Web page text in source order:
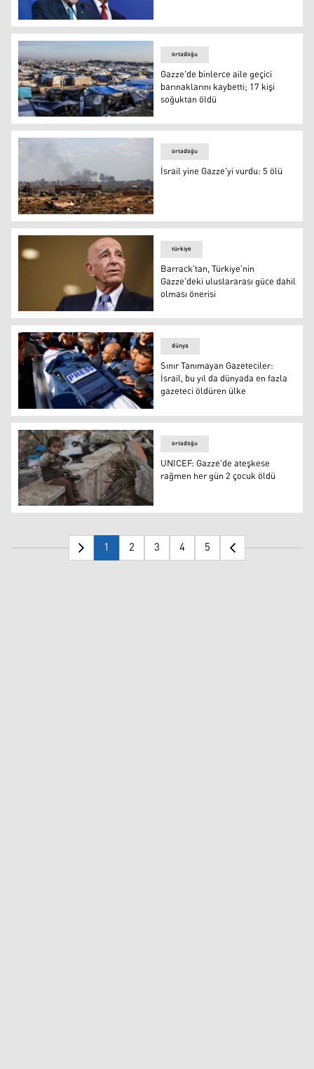
Erdoğan: Trump ile pazartesi günü görüşeceğim
Gazze'de binlerce aile geçici barınaklarını kaybetti; 17
ortadoğu
Gazze'de binlerce aile geçici
barınaklarını kaybetti; 17 kişi
soğuktan öldü
Gazze- Arşiv
ortadoğu
İsrail yine Gazze'yi vurdu: 5 ölü
Barrack'tan, Türkiye'nin Gazze'deki uluslararası güce
türkiye
Barrack'tan, Türkiye'nin
Gazze'deki uluslararası güce dahil
olması önerisi
Sınır Tanımayan Gazeteciler: İsrail, bu yıl da dünyada
dünya
Sınır Tanımayan Gazeteciler:
İsrail, bu yıl da dünyada en fazla
gazeteci öldüren ülke
UNICEF: Gazze'de ateşkese rağmen her gün 2 çocuk
ortadoğu
UNICEF: Gazze'de ateşkese
rağmen her gün 2 çocuk öldü
1 2 3 4 5